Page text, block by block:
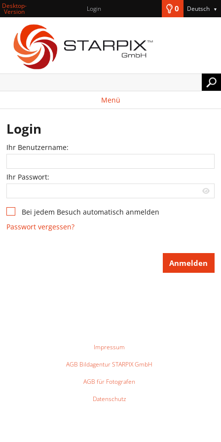
Desktop-
Version Login 0 Deutsch ▼
Menü
Login
Ihr Benutzername:
Ihr Passwort:
Bei jedem Besuch automatisch anmelden
Passwort vergessen?
Impressum
AGB Bildagentur STARPIX GmbH
AGB für Fotografen
Datenschutz